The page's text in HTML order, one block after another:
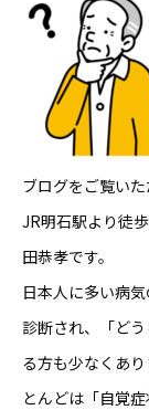
ブログをご覧いた
JR明石駅より徒
田恭孝です。
日本人に多い病
診断され、「ど
る方も少なくあ
とんどは「自覚